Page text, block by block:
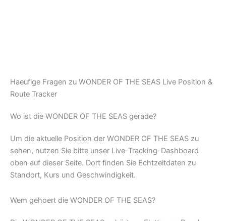
Haeufige Fragen zu WONDER OF THE SEAS Live Position &
Route Tracker
Wo ist die WONDER OF THE SEAS gerade?
Um die aktuelle Position der WONDER OF THE SEAS zu
sehen, nutzen Sie bitte unser Live-Tracking-Dashboard
oben auf dieser Seite. Dort finden Sie Echtzeitdaten zu
Standort, Kurs und Geschwindigkeit.
Wem gehoert die WONDER OF THE SEAS?